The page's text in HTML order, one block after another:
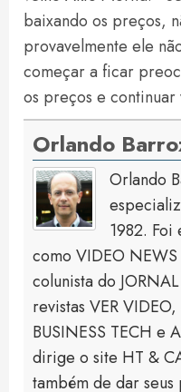
baixando os preços,
provavelmente ele
começar a ficar
os preços e continuar
Orlando
Orlando
1982.
como VIDEO
colunista do
revistas VER
BUSINESS TECH e
dirige o site HT &
também de dar seus